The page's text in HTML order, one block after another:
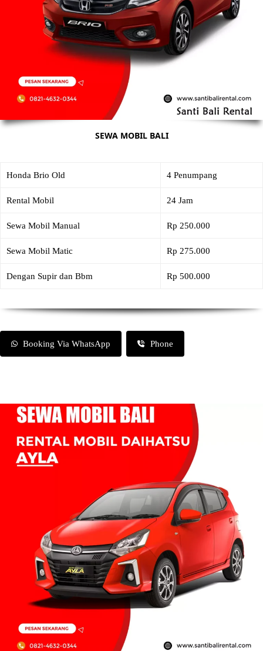
SEWA MOBIL BALI
Honda Brio Old 4 Penumpang
Rental Mobil 24 Jam
Sewa Mobil Manual Rp 250.000
Sewa Mobil Matic Rp 275.000
Dengan Supir dan Bbm Rp 500.000
Booking Via WhatsApp Phone